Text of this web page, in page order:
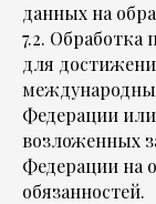
данных на
7.2. Обработка
для
Федерации
возложенных
Федерации на
обязанностей.